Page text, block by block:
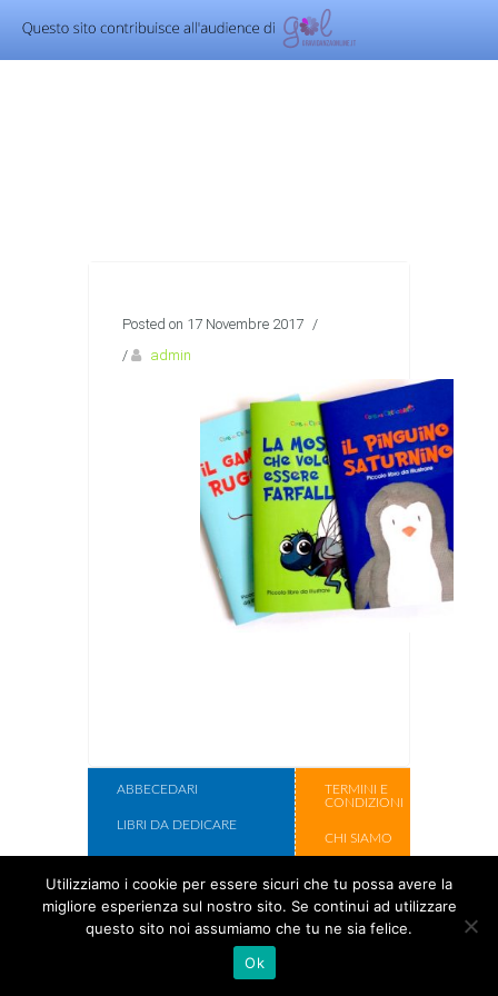
Posted on 17 Novembre 2017 /
/
admin
ABBECEDARI
LIBRI DA DEDICARE
LIBRI DA ILLUSTRARE
SCATOLE REGALO
TERMINI E
CONDIZIONI
CHI SIAMO
Copyright Cose
Utilizziamo i cookie per essere sicuri che tu possa avere la
migliore esperienza sul nostro sito. Se continui ad utilizzare
questo sito noi assumiamo che tu ne sia felice.
Ok